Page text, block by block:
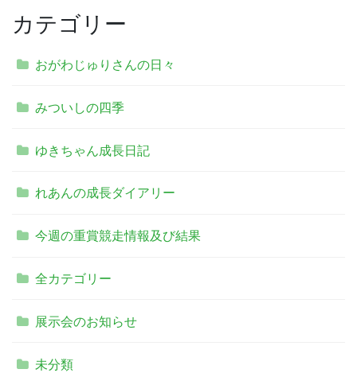
カテゴリー
おがわじゅりさんの日々
みついしの四季
ゆきちゃん成長日記
れあんの成長ダイアリー
今週の重賞競走情報及び結果
全カテゴリー
展示会のお知らせ
未分類